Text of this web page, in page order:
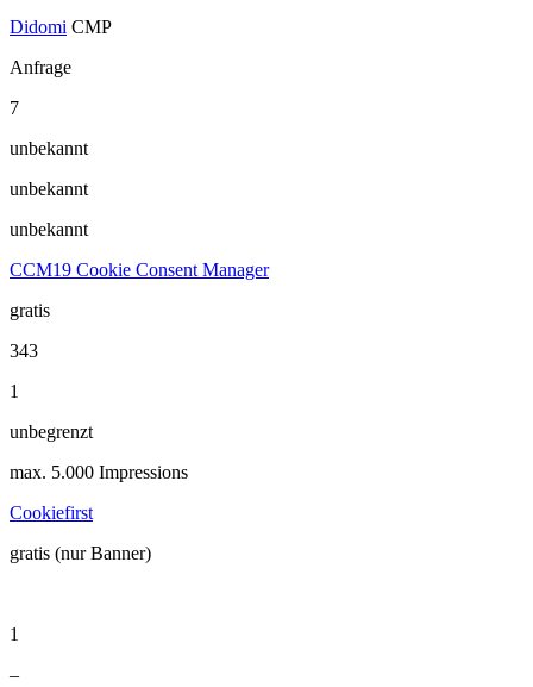
Didomi CMP
Anfrage
7
unbekannt
unbekannt
unbekannt
CCM19 Cookie Consent Manager
gratis
343
1
unbegrenzt
max. 5.000 Impressions
Cookiefirst
gratis (nur Banner)
1
–